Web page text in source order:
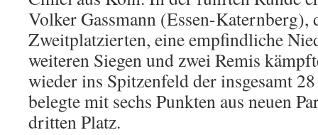
Volker Gassmann (Essen-Katernberg),
Zweitplatzierten, eine empfindliche
weiteren Siegen und zwei Remis
wieder ins Spitzenfeld der insgesamt
belegte mit sechs Punkten aus neuen
dritten Platz.